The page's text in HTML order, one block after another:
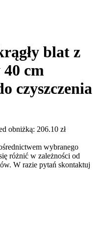
blat z
cm
czyszczenia
obniżką: 206.10 zł
wybranego
różnić w zależności od
W razie pytań skontaktuj